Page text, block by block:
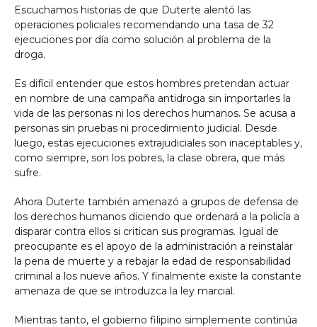
Escuchamos historias de que Duterte alentó las
operaciones policiales recomendando una tasa de 32
ejecuciones por día como solución al problema de la
droga.
Es difícil entender que estos hombres pretendan actuar
en nombre de una campaña antidroga sin importarles la
vida de las personas ni los derechos humanos. Se acusa a
personas sin pruebas ni procedimiento judicial. Desde
luego, estas ejecuciones extrajudiciales son inaceptables y,
como siempre, son los pobres, la clase obrera, que más
sufre.
Ahora Duterte también amenazó a grupos de defensa de
los derechos humanos diciendo que ordenará a la policía a
disparar contra ellos si critican sus programas. Igual de
preocupante es el apoyo de la administración a reinstalar
la pena de muerte y a rebajar la edad de responsabilidad
criminal a los nueve años. Y finalmente existe la constante
amenaza de que se introduzca la ley marcial.
Mientras tanto, el gobierno filipino simplemente continúa